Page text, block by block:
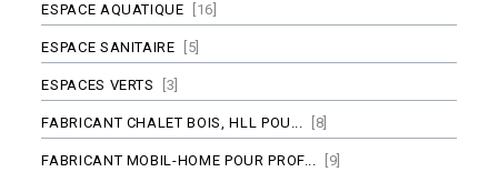
ESPACE AQUATIQUE [16]
ESPACE SANITAIRE [5]
ESPACES VERTS [3]
FABRICANT CHALET BOIS, HLL POU... [8]
FABRICANT MOBIL-HOME POUR PROF... [9]